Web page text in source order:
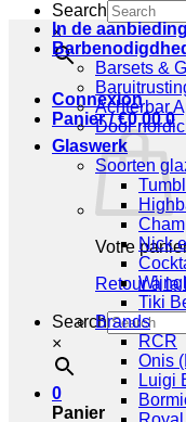
Search
×
Connexion
Panier /€0,00 0
Votre
Retour à la
Search
×
0
Panier
In de
Barsets &
Achterbar
Door
Glaswerk
Soorten
Nick
Tiki
Brands
RCR
Onis
Luigi